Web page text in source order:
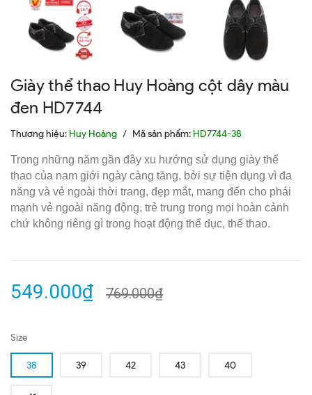
Giày thể thao Huy Hoàng cột dây màu
đen HD7744
Thương hiệu: Huy Hoàng / Mã sản phẩm: HD7744-38
Trong những năm gần đây xu hướng sử dụng giày thể
thao của nam giới ngày càng tăng, bởi sự tiện dụng vì đa
năng và vẻ ngoài thời trang, đẹp mắt, mang đến cho phái
mạnh vẻ ngoài năng động, trẻ trung trong mọi hoàn cảnh
chứ không riêng gì trong hoạt động thể dục, thể thao.
549.000₫ 769.000₫
Size
38 39 42 43 40